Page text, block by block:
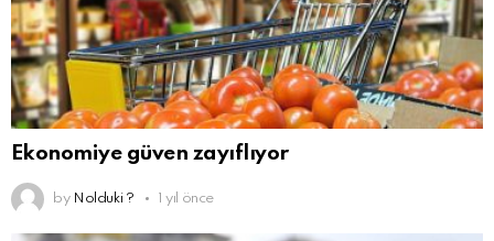
Ekonomiye güven zayıflıyor
by Nolduki ? 1 yıl önce